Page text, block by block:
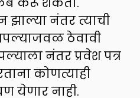
नंतर त्याची
ठेवावी
नंतर प्रवेश पत्र
कोणत्याही
येणार नाही.